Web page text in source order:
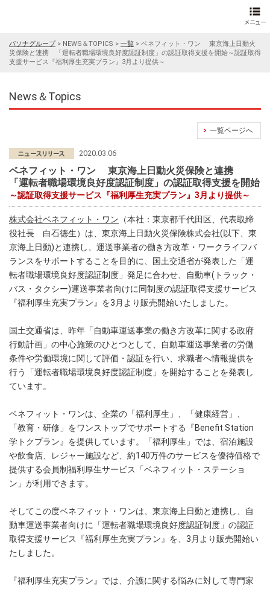
パソナグループ> NEWS＆TOPICS > 一覧 > ベネフィット・ワン 東京海上日動火
災保険と連携 「運転者職場環境良好度認証制度」の認証取得支援を開始～認証取得
支援サービス『福利厚生充実プラン』3月より提供～
News＆Topics
一覧ページへ
2020.03.06
ベネフィット・ワン 東京海上日動火災保険と連携
「運転者職場環境良好度認証制度」の認証取得支援を開始
～認証取得支援サービス『福利厚生充実プラン』3月より提供～
株式会社ベネフィット・ワン （本社：東京都千代田区、代表取締
役社長 白石徳生）は、東京海上日動火災保険株式会社(以下、東
京海上日動)と連携し、運送事業者の働き方改革・ワークライフバ
ランスをサポートすることを目的に、国土交通省が発表した「運
転者職場環境良好度認証制度」発足に合わせ、自動車(トラック・
バス・タクシー)運送事業者向けに同制度の認証取得支援サービス
『福利厚生充実プラン』を3月より販売開始いたしました。
国土交通省は、昨年「自動車運送事業の働き方改革に関する政府
行動計画」の中心施策のひとつとして、自動車運送事業者の労働
条件や労働環境に関して評価・認証を行い、求職者へ情報提供を
行う「運転者職場環境良好度認証制度」を開始することを発表し
ています。
ベネフィット・ワンは、企業の「福利厚生」、「健康経営」、
「教育・研修」をワンストップでサポートする『Benefit Station
学トクプラン』を提供しています。「福利厚生」では、宿泊施設
や飲食店、レジャー施設など、約140万件のサービスを優待価格で
提供する会員制福利厚生サービス「ベネフィット・ステーショ
ン」が利用できます。
そしてこの度ベネフィット・ワンは、東京海上日動と連携し、自
動車運送事業者向けに「運転者職場環境良好度認証制度」の認証
取得支援サービス『福利厚生充実プラン』を、3月より販売開始い
たしました。
『福利厚生充実プラン』では、介護に関する悩みに対して専門家